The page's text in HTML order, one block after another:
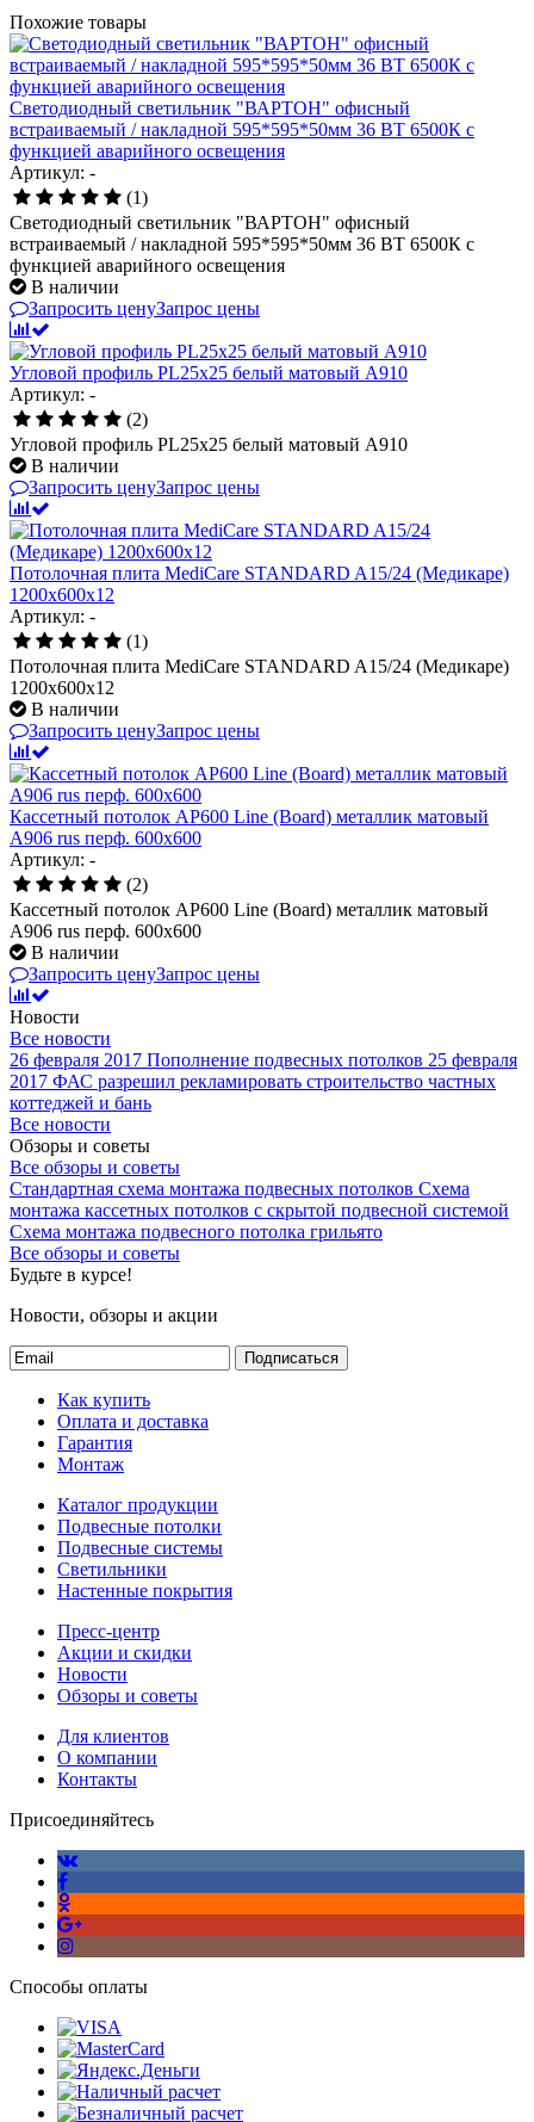
Похожие товары
Светодиодный светильник "ВАРТОН" офисный
встраиваемый / накладной 595*595*50мм 36 ВТ 6500К с
функцией аварийного освещения
Артикул: -
(1)
Светодиодный светильник "ВАРТОН" офисный
встраиваемый / накладной 595*595*50мм 36 ВТ 6500К с
функцией аварийного освещения
В наличии
Запросить ценуЗапрос цены
Угловой профиль PL25х25 белый матовый А910
Артикул: -
(2)
Угловой профиль PL25х25 белый матовый А910
В наличии
Запросить ценуЗапрос цены
Потолочная плита MediCare STANDARD A15/24 (Медикаре)
1200x600x12
Артикул: -
(1)
Потолочная плита MediCare STANDARD A15/24 (Медикаре)
1200x600x12
В наличии
Запросить ценуЗапрос цены
Кассетный потолок AP600 Line (Board) металлик матовый
А906 rus перф. 600x600
Артикул: -
(2)
Кассетный потолок AP600 Line (Board) металлик матовый
А906 rus перф. 600x600
В наличии
Запросить ценуЗапрос цены
Новости
Все новости
26 февраля 2017 Пополнение подвесных потолков 25 февраля
2017 ФАС разрешил рекламировать строительство частных
коттеджей и бань
Все новости
Обзоры и советы
Все обзоры и советы
Стандартная схема монтажа подвесных потолков Схема
монтажа кассетных потолков с скрытой подвесной системой
Схема монтажа подвесного потолка грильято
Все обзоры и советы
Будьте в курсе!
Новости, обзоры и акции
Подписаться
Как купить
Оплата и доставка
Гарантия
Монтаж
Каталог продукции
Подвесные потолки
Подвесные системы
Светильники
Настенные покрытия
Пресс-центр
Акции и скидки
Новости
Обзоры и советы
Для клиентов
О компании
Контакты
Присоединяйтесь
Способы оплаты